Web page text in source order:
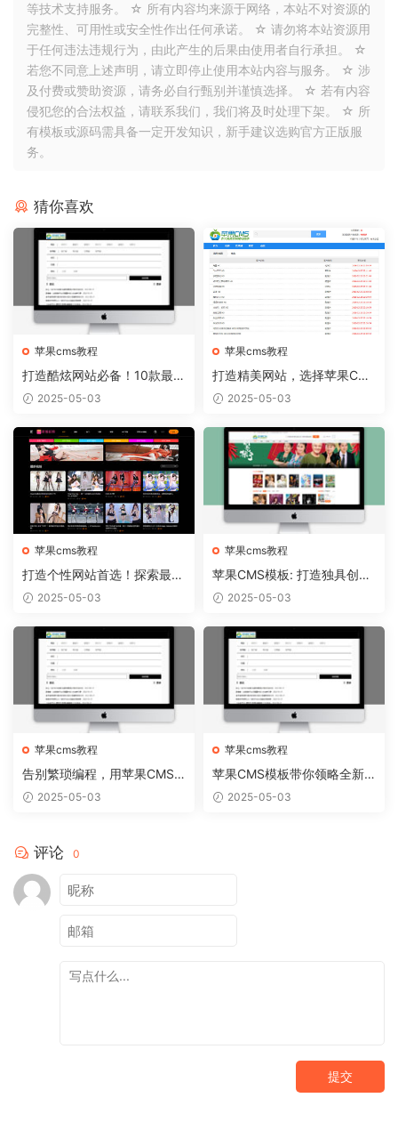
等技术支持服务。 ☆ 所有内容均来源于网络，本站不对资源的
完整性、可用性或安全性作出任何承诺。 ☆ 请勿将本站资源用
于任何违法违规行为，由此产生的后果由使用者自行承担。 ☆
若您不同意上述声明，请立即停止使用本站内容与服务。 ☆ 涉
及付费或赞助资源，请务必自行甄别并谨慎选择。 ☆ 若有内容
侵犯您的合法权益，请联系我们，我们将及时处理下架。 ☆ 所
有模板或源码需具备一定开发知识，新手建议选购官方正版服
务。
猜你喜欢
苹果cms教程
打造酷炫网站必备！10款最热
门的苹果CMS模板推荐
2025-05-03
苹果cms教程
打造精美网站，选择苹果CM
S模板从容实现
2025-05-03
苹果cms教程
打造个性网站首选！探索最新
苹果CMS模板趋势
2025-05-03
苹果cms教程
苹果CMS模板: 打造独具创意
的个人博客！
2025-05-03
苹果cms教程
告别繁琐编程，用苹果CMS
模板轻松搭建个性网站
2025-05-03
苹果cms教程
苹果CMS模板带你领略全新
网站视觉盛宴
2025-05-03
评论 0
提交